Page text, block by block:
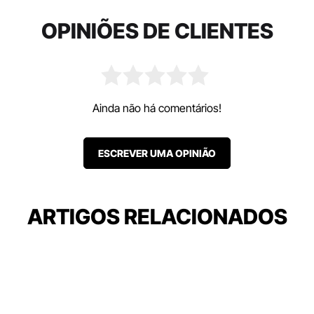
OPINIÕES DE CLIENTES
Ainda não há comentários!
ESCREVER UMA OPINIÃO
ARTIGOS RELACIONADOS